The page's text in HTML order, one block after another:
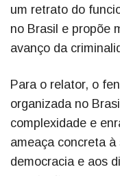
um retrato do
no Brasil e propõe
avanço da
Para o relator, o
organizada no
complexidade e
ameaça concreta
democracia e aos